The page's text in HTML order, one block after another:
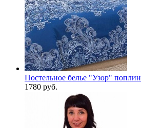
Постельное белье "Узор" поплин
1780 руб.